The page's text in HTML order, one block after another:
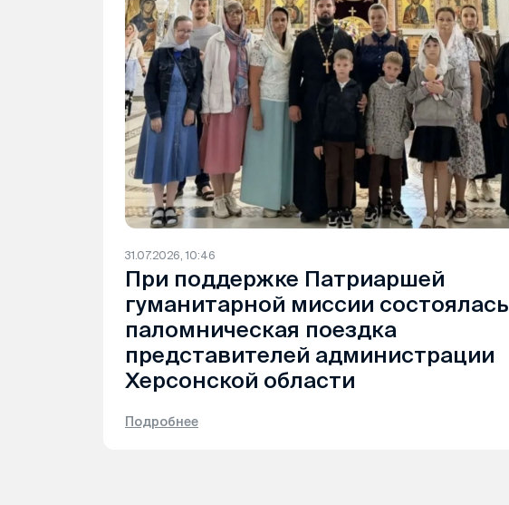
31.07.2026, 10:46
При поддержке Патриаршей
гуманитарной миссии состоялась
паломническая поездка
представителей администрации
Херсонской области
Подробнее